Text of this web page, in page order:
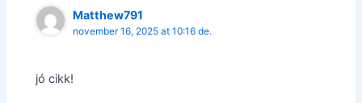
Matthew791
november 16, 2025 at 10:16 de.
jó cikk!